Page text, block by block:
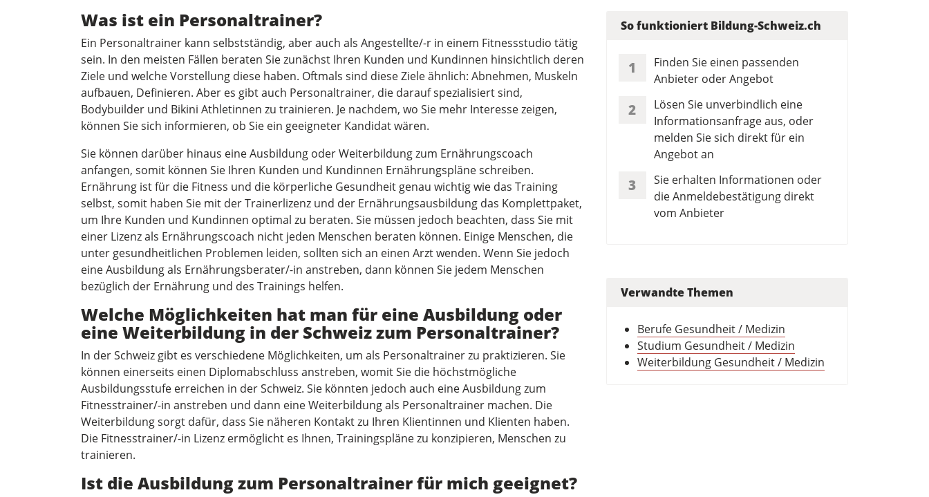
Was ist ein Personaltrainer?
Ein Personaltrainer kann selbstständig, aber auch als Angestellte/-r in einem Fitnessstudio tätig
sein. In den meisten Fällen beraten Sie zunächst Ihren Kunden und Kundinnen hinsichtlich deren
Ziele und welche Vorstellung diese haben. Oftmals sind diese Ziele ähnlich: Abnehmen, Muskeln
aufbauen, Definieren. Aber es gibt auch Personaltrainer, die darauf spezialisiert sind,
Bodybuilder und Bikini Athletinnen zu trainieren. Je nachdem, wo Sie mehr Interesse zeigen,
können Sie sich informieren, ob Sie ein geeigneter Kandidat wären.
Sie können darüber hinaus eine Ausbildung oder Weiterbildung zum Ernährungscoach
anfangen, somit können Sie Ihren Kunden und Kundinnen Ernährungspläne schreiben.
Ernährung ist für die Fitness und die körperliche Gesundheit genau wichtig wie das Training
selbst, somit haben Sie mit der Trainerlizenz und der Ernährungsausbildung das Komplettpaket,
um Ihre Kunden und Kundinnen optimal zu beraten. Sie müssen jedoch beachten, dass Sie mit
einer Lizenz als Ernährungscoach nicht jeden Menschen beraten können. Einige Menschen, die
unter gesundheitlichen Problemen leiden, sollten sich an einen Arzt wenden. Wenn Sie jedoch
eine Ausbildung als Ernährungsberater/-in anstreben, dann können Sie jedem Menschen
bezüglich der Ernährung und des Trainings helfen.
Welche Möglichkeiten hat man für eine Ausbildung oder
eine Weiterbildung in der Schweiz zum Personaltrainer?
In der Schweiz gibt es verschiedene Möglichkeiten, um als Personaltrainer zu praktizieren. Sie
können einerseits einen Diplomabschluss anstreben, womit Sie die höchstmögliche
Ausbildungsstufe erreichen in der Schweiz. Sie könnten jedoch auch eine Ausbildung zum
Fitnesstrainer/-in anstreben und dann eine Weiterbildung als Personaltrainer machen. Die
Weiterbildung sorgt dafür, dass Sie näheren Kontakt zu Ihren Klientinnen und Klienten haben.
Die Fitnesstrainer/-in Lizenz ermöglicht es Ihnen, Trainingspläne zu konzipieren, Menschen zu
trainieren.
Ist die Ausbildung zum Personaltrainer für mich geeignet?
So funktioniert Bildung-Schweiz.ch
1
Finden Sie einen passenden
Anbieter oder Angebot
2
Lösen Sie unverbindlich eine
Informationsanfrage aus, oder
melden Sie sich direkt für ein
Angebot an
3
Sie erhalten Informationen oder
die Anmeldebestätigung direkt
vom Anbieter
Verwandte Themen
Berufe Gesundheit / Medizin
Studium Gesundheit / Medizin
Weiterbildung Gesundheit / Medizin